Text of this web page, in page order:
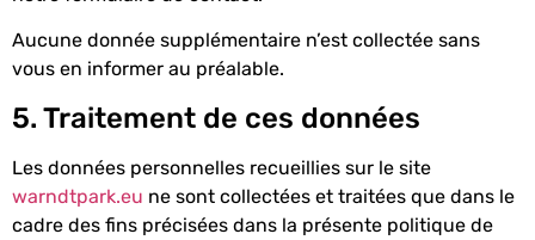
Aucune donnée supplémentaire n’est collectée sans
vous en informer au préalable.
5. Traitement de ces données
Les données personnelles recueillies sur le site
warndtpark.eu ne sont collectées et traitées que dans le
cadre des fins précisées dans la présente politique de